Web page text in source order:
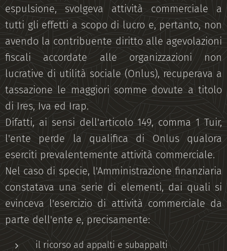
espulsione, svolgeva attività commerciale a
tutti gli effetti a scopo di lucro e, pertanto, non
avendo la contribuente diritto alle agevolazioni
fiscali accordate alle organizzazioni non
lucrative di utilità sociale (Onlus), recuperava a
tassazione le maggiori somme dovute a titolo
di Ires, Iva ed Irap.
Difatti, ai sensi dell'articolo 149, comma 1 Tuir,
l'ente perde la qualifica di Onlus qualora
eserciti prevalentemente attività commerciale.
Nel caso di specie, l'Amministrazione finanziaria
constatava una serie di elementi, dai quali si
evinceva l'esercizio di attività commerciale da
parte dell'ente e, precisamente:
il ricorso ad appalti e subappalti